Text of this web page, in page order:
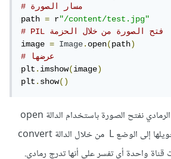
# مسار الصورة
path = r"/content/test.jpg"
# PIL فتح الصورة من خلال الحزمة
image = Image.open(path)
# عرضها
plt.imshow(image)
plt.show()
الآن لعرض صورة بالتدرج الرمادي نفتح الصورة باستخدام الدالة open
من الحزمة PIL ونقوم بتحويلها إلى الوضع L من خلال الدالة convert
واحدة أي تفسر على أنها تدرج رمادي.